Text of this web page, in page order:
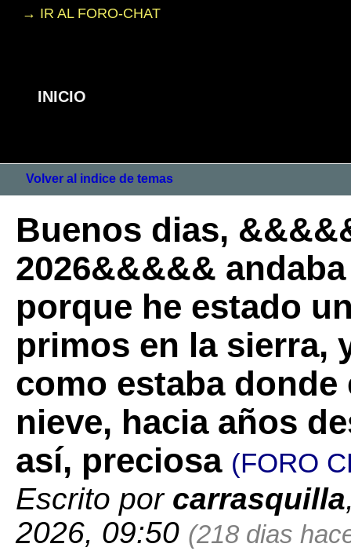
→ IR AL FORO-CHAT
INICIO
Volver al indice de temas
Buenos dias,
2026&&&&&
porque he estado
primos en la sierra,
como estaba
nieve, hacia años
así, preciosa (FORO
Escrito por carrasquilla
2026, 09:50 (218 dias